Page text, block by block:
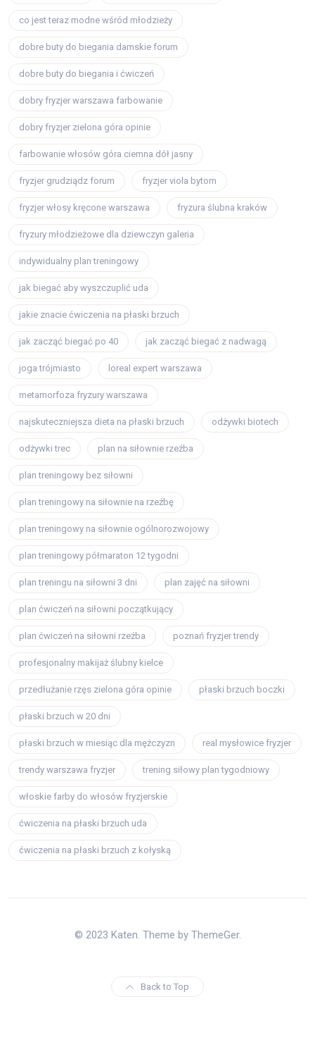
co jest teraz modne wśród młodzieży
dobre buty do biegania damskie forum
dobre buty do biegania i ćwiczeń
dobry fryzjer warszawa farbowanie
dobry fryzjer zielona góra opinie
farbowanie włosów góra ciemna dół jasny
fryzjer grudziądz forum fryzjer viola bytom
fryzjer włosy kręcone warszawa fryzura ślubna kraków
fryzury młodzieżowe dla dziewczyn galeria
indywidualny plan treningowy
jak biegać aby wyszczuplić uda
jakie znacie ćwiczenia na płaski brzuch
jak zacząć biegać po 40 jak zacząć biegać z nadwagą
joga trójmiasto loreal expert warszawa
metamorfoza fryzury warszawa
najskuteczniejsza dieta na płaski brzuch odżywki biotech
odżywki trec plan na siłownie rzeźba
plan treningowy bez siłowni
plan treningowy na siłownie na rzeźbę
plan treningowy na siłownie ogólnorozwojowy
plan treningowy półmaraton 12 tygodni
plan treningu na siłowni 3 dni plan zajęć na siłowni
plan ćwiczeń na siłowni początkujący
plan ćwiczeń na siłowni rzeźba poznań fryzjer trendy
profesjonalny makijaż ślubny kielce
przedłużanie rzęs zielona góra opinie płaski brzuch boczki
płaski brzuch w 20 dni
płaski brzuch w miesiąc dla mężczyzn real mysłowice fryzjer
trendy warszawa fryzjer trening siłowy plan tygodniowy
włoskie farby do włosów fryzjerskie
ćwiczenia na płaski brzuch uda
ćwiczenia na płaski brzuch z kołyską
© 2023 Katen. Theme by ThemeGer.
Back to Top